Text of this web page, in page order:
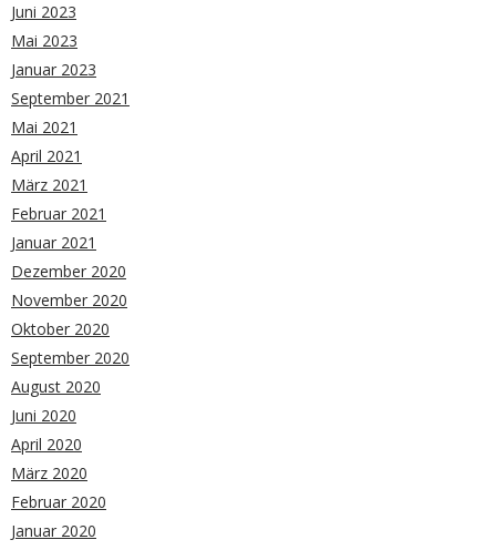
Juni 2023
Mai 2023
Januar 2023
September 2021
Mai 2021
April 2021
März 2021
Februar 2021
Januar 2021
Dezember 2020
November 2020
Oktober 2020
September 2020
August 2020
Juni 2020
April 2020
März 2020
Februar 2020
Januar 2020